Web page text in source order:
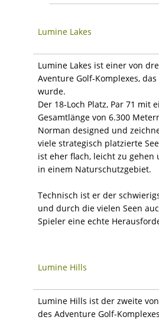
Lumine Lakes
Lumine Lakes ist einer von
Aventure Golf-Komplexes,
wurde.
Der 18-Loch Platz, Par 71 mit
Gesamtlänge von 6.300
Norman designed und
viele strategisch platzierte
ist eher flach, leicht zu
in einem Naturschutzgebiet.
Technisch ist er der
und durch die vielen Seen
Spieler eine echte
Lumine Hills
Lumine Hills ist der zweite
des Adventure Golf-